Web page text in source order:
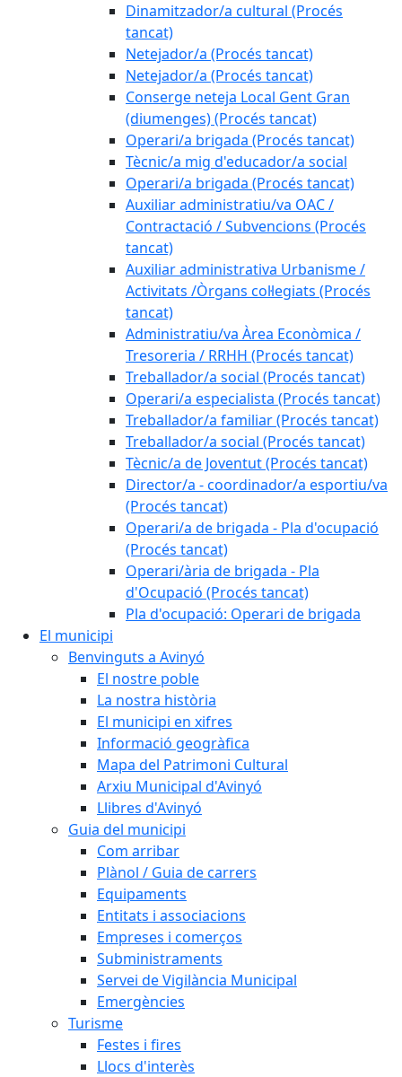
Dinamitzador/a cultural (Procés
tancat)
Netejador/a (Procés tancat)
Netejador/a (Procés tancat)
Conserge neteja Local Gent Gran
(diumenges) (Procés tancat)
Operari/a brigada (Procés tancat)
Tècnic/a mig d'educador/a social
Operari/a brigada (Procés tancat)
Auxiliar administratiu/va OAC /
Contractació / Subvencions (Procés
tancat)
Auxiliar administrativa Urbanisme /
Activitats /Òrgans col·legiats (Procés
tancat)
Administratiu/va Àrea Econòmica /
Tresoreria / RRHH (Procés tancat)
Treballador/a social (Procés tancat)
Operari/a especialista (Procés tancat)
Treballador/a familiar (Procés tancat)
Treballador/a social (Procés tancat)
Tècnic/a de Joventut (Procés tancat)
Director/a - coordinador/a esportiu/va
(Procés tancat)
Operari/a de brigada - Pla d'ocupació
(Procés tancat)
Operari/ària de brigada - Pla
d'Ocupació (Procés tancat)
Pla d'ocupació: Operari de brigada
El municipi
Benvinguts a Avinyó
El nostre poble
La nostra història
El municipi en xifres
Informació geogràfica
Mapa del Patrimoni Cultural
Arxiu Municipal d'Avinyó
Llibres d'Avinyó
Guia del municipi
Com arribar
Plànol / Guia de carrers
Equipaments
Entitats i associacions
Empreses i comerços
Subministraments
Servei de Vigilància Municipal
Emergències
Turisme
Festes i fires
Llocs d'interès